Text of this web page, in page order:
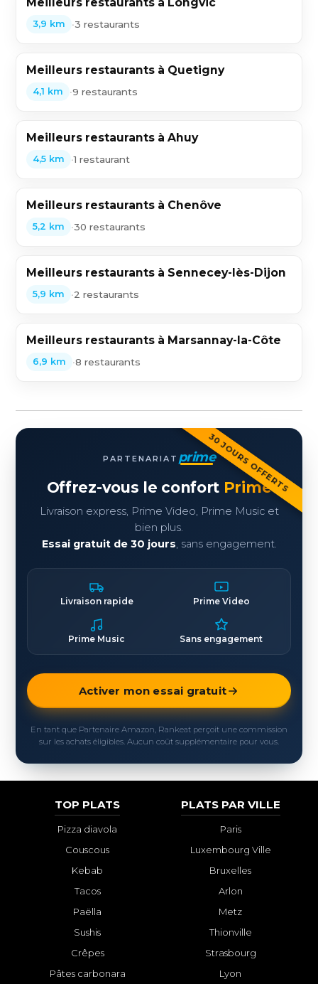
Meilleurs restaurants à Longvic
3,9 km •3 restaurants
Meilleurs restaurants à Quetigny
4,1 km •9 restaurants
Meilleurs restaurants à Ahuy
4,5 km •1 restaurant
Meilleurs restaurants à Chenôve
5,2 km •30 restaurants
Meilleurs restaurants à Sennecey-lès-Dijon
5,9 km •2 restaurants
Meilleurs restaurants à Marsannay-la-Côte
6,9 km •8 restaurants
30 JOURS OFFERTS
PARTENARIAT prime
Offrez-vous le confort Prime
Livraison express, Prime Video, Prime Music et
bien plus.
Essai gratuit de 30 jours, sans engagement.
Livraison rapide Prime Video
Prime Music Sans engagement
Activer mon essai gratuit
En tant que Partenaire Amazon, Rankeat perçoit une commission
sur les achats éligibles. Aucun coût supplémentaire pour vous.
TOP PLATS
Pizza diavola
Couscous
Kebab
Tacos
Paëlla
Sushis
Crêpes
Pâtes carbonara
PLATS PAR VILLE
Paris
Luxembourg Ville
Bruxelles
Arlon
Metz
Thionville
Strasbourg
Lyon